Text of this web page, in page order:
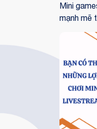
hàng
Mini
mạnh mẽ
hàng khi
cạnh
tìm ra
chân
chỉ
thú vị,
thương